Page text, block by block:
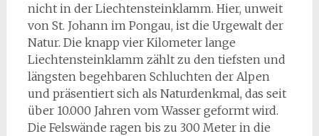
nicht in der Liechtensteinklamm. Hier, unweit
von St. Johann im Pongau, ist die Urgewalt der
Natur. Die knapp vier Kilometer lange
Liechtensteinklamm zählt zu den tiefsten und
längsten begehbaren Schluchten der Alpen
und präsentiert sich als Naturdenkmal, das seit
über 10.000 Jahren vom Wasser geformt wird.
Die Felswände ragen bis zu 300 Meter in die